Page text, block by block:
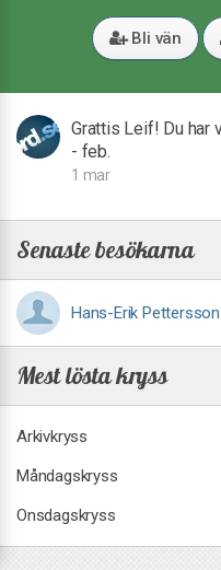
Bli vän
Grattis Leif! Du har
- feb.
1 mar
Senaste besökarna
Hans-Erik Pettersson
Mest lösta kryss
Arkivkryss
Måndagskryss
Onsdagskryss